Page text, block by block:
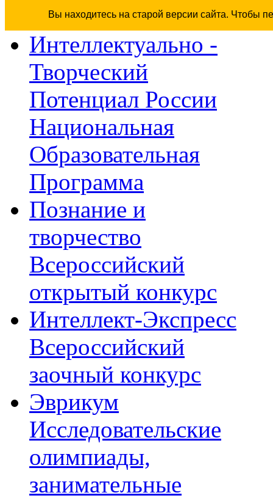
Вы находитесь на старой версии сайта. Чтобы
Интеллектуально -
Творческий
Потенциал России
Национальная
Образовательная
Программа
Познание и
творчество
Всероссийский
открытый конкурс
Интеллект-Экспресс
Всероссийский
заочный конкурс
Эврикум
Исследовательские
олимпиады,
занимательные